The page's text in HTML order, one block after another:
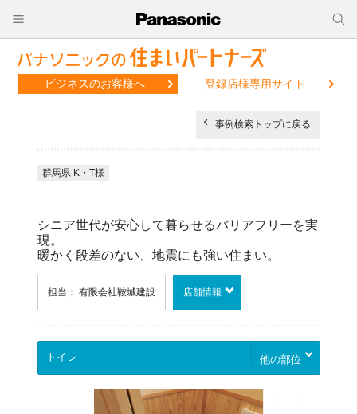
ビジネスのお客様へ 登録店様専用サイト
事例検索トップに戻る
群馬県 K・T様
シニア世代が安心して暮らせるバリアフリーを実
現。
暖かく段差のない、地震にも強い住まい。
担当： 有限会社鞍城建設 店舗情報
他の部位